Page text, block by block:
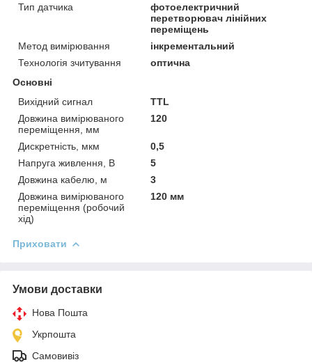
Тип датчика
фотоелектричний
перетворювач лінійних
переміщень
Метод вимірювання
інкрементальний
Технологія зчитування
оптична
Основні
Вихідний сигнал
TTL
Довжина вимірюваного
переміщення, мм
120
Дискретність, мкм
0,5
Напруга живлення, В
5
Довжина кабелю, м
3
Довжина вимірюваного
переміщення (робочий
хід)
120 мм
Приховати
Умови доставки
Нова Пошта
Укрпошта
Самовивіз